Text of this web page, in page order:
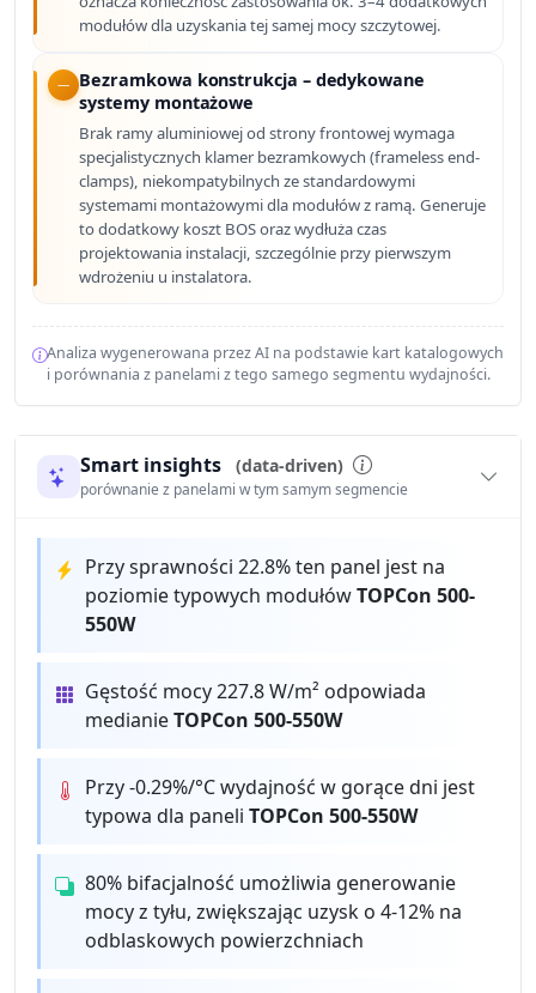
modułów dla uzyskania tej samej mocy szczytowej.
Bezramkowa konstrukcja – dedykowane
systemy montażowe
Brak ramy aluminiowej od strony frontowej wymaga
specjalistycznych klamer bezramkowych (frameless end-
clamps), niekompatybilnych ze standardowymi
systemami montażowymi dla modułów z ramą. Generuje
to dodatkowy koszt BOS oraz wydłuża czas
projektowania instalacji, szczególnie przy pierwszym
wdrożeniu u instalatora.
Analiza wygenerowana przez AI na podstawie kart katalogowych
i porównania z panelami z tego samego segmentu wydajności.
Smart insights (data-driven)
porównanie z panelami w tym samym segmencie
Przy sprawności 22.8% ten panel jest na
poziomie typowych modułówTOPCon 500-
550W
Gęstość mocy 227.8 W/m² odpowiada
medianieTOPCon 500-550W
Przy -0.29%/°C wydajność w gorące dni jest
typowa dla paneliTOPCon 500-550W
80% bifacjalność umożliwia generowanie
mocy z tyłu, zwiększając uzysk o 4-12% na
odblaskowych powierzchniach